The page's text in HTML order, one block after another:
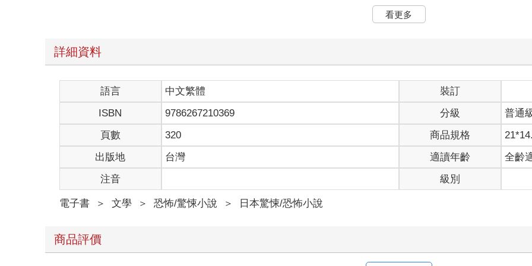
之後，我的興趣轉移到恐怖小說。除了原始的恐怖，還開始追求精密細緻的完成度，希望看完以後除了毛骨悚然的感覺
又以被稱為「幽靈屋敷」系列的三本書特別吸引我。故事描寫三津田老師與責任編輯一起討論，他透過各式各樣的管道
看完他的小說後，我變了。
至於是什麼改變呢，我開始蒐集真有其事的怪談。
我的想法是，如果自己像「幽靈屋敷」系列的三津田老師持續蒐集怪談的話，或許能發現什麼也說不定。
起初，網路是我主要蒐集怪談的管道，後來也開始改向職場上的同事打聽。我在教學醫院上班，那裡根本是鬼故事的寶
告訴我這方面的傳聞。為了與患者建立信賴關係，聊天時難免會提到興趣，而對我熱愛鬼故事的興趣表示理解的患者，
「幽靈屋敷」系列有種像是把一部電影切成一幕幕各自獨立的畫面，在完全分散的時間給觀眾看。我開始蒐集怪談就是
我現在著手書寫的這些文本，是原本流傳在網路上的網路小說，所以舉個網路上的故事為例。
看到這裡的讀者大概都是五十歲以下的人，所以應該都知道某大型留言板的討論串「洒落怖《要不要來蒐集恐怖到嚇死
みない？）》」吧？
留言。
看更多
詳細資料
語言 中文繁體
裝訂
ISBN
9786267210369 分級
普通
頁數
320 商品規格
出版地
台灣 適讀年齡
全齡
注音
級別
電子書 ＞ 文學 ＞ 恐怖/驚悚小說 ＞ 日本驚悚/恐怖小說
商品評價